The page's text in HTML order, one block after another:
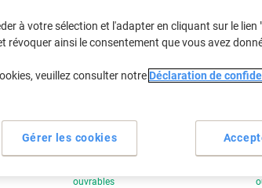
3 Unités
-6%
€12,39 Unité
À partir de 3 Unités
2
€12,89
-3%
3+
ouvrables
à votre sélection et l'adapter en cliquant sur le lien
révoquer ainsi le consentement que vous avez
veuillez consulter notre Déclaration de
Gérer les cookies